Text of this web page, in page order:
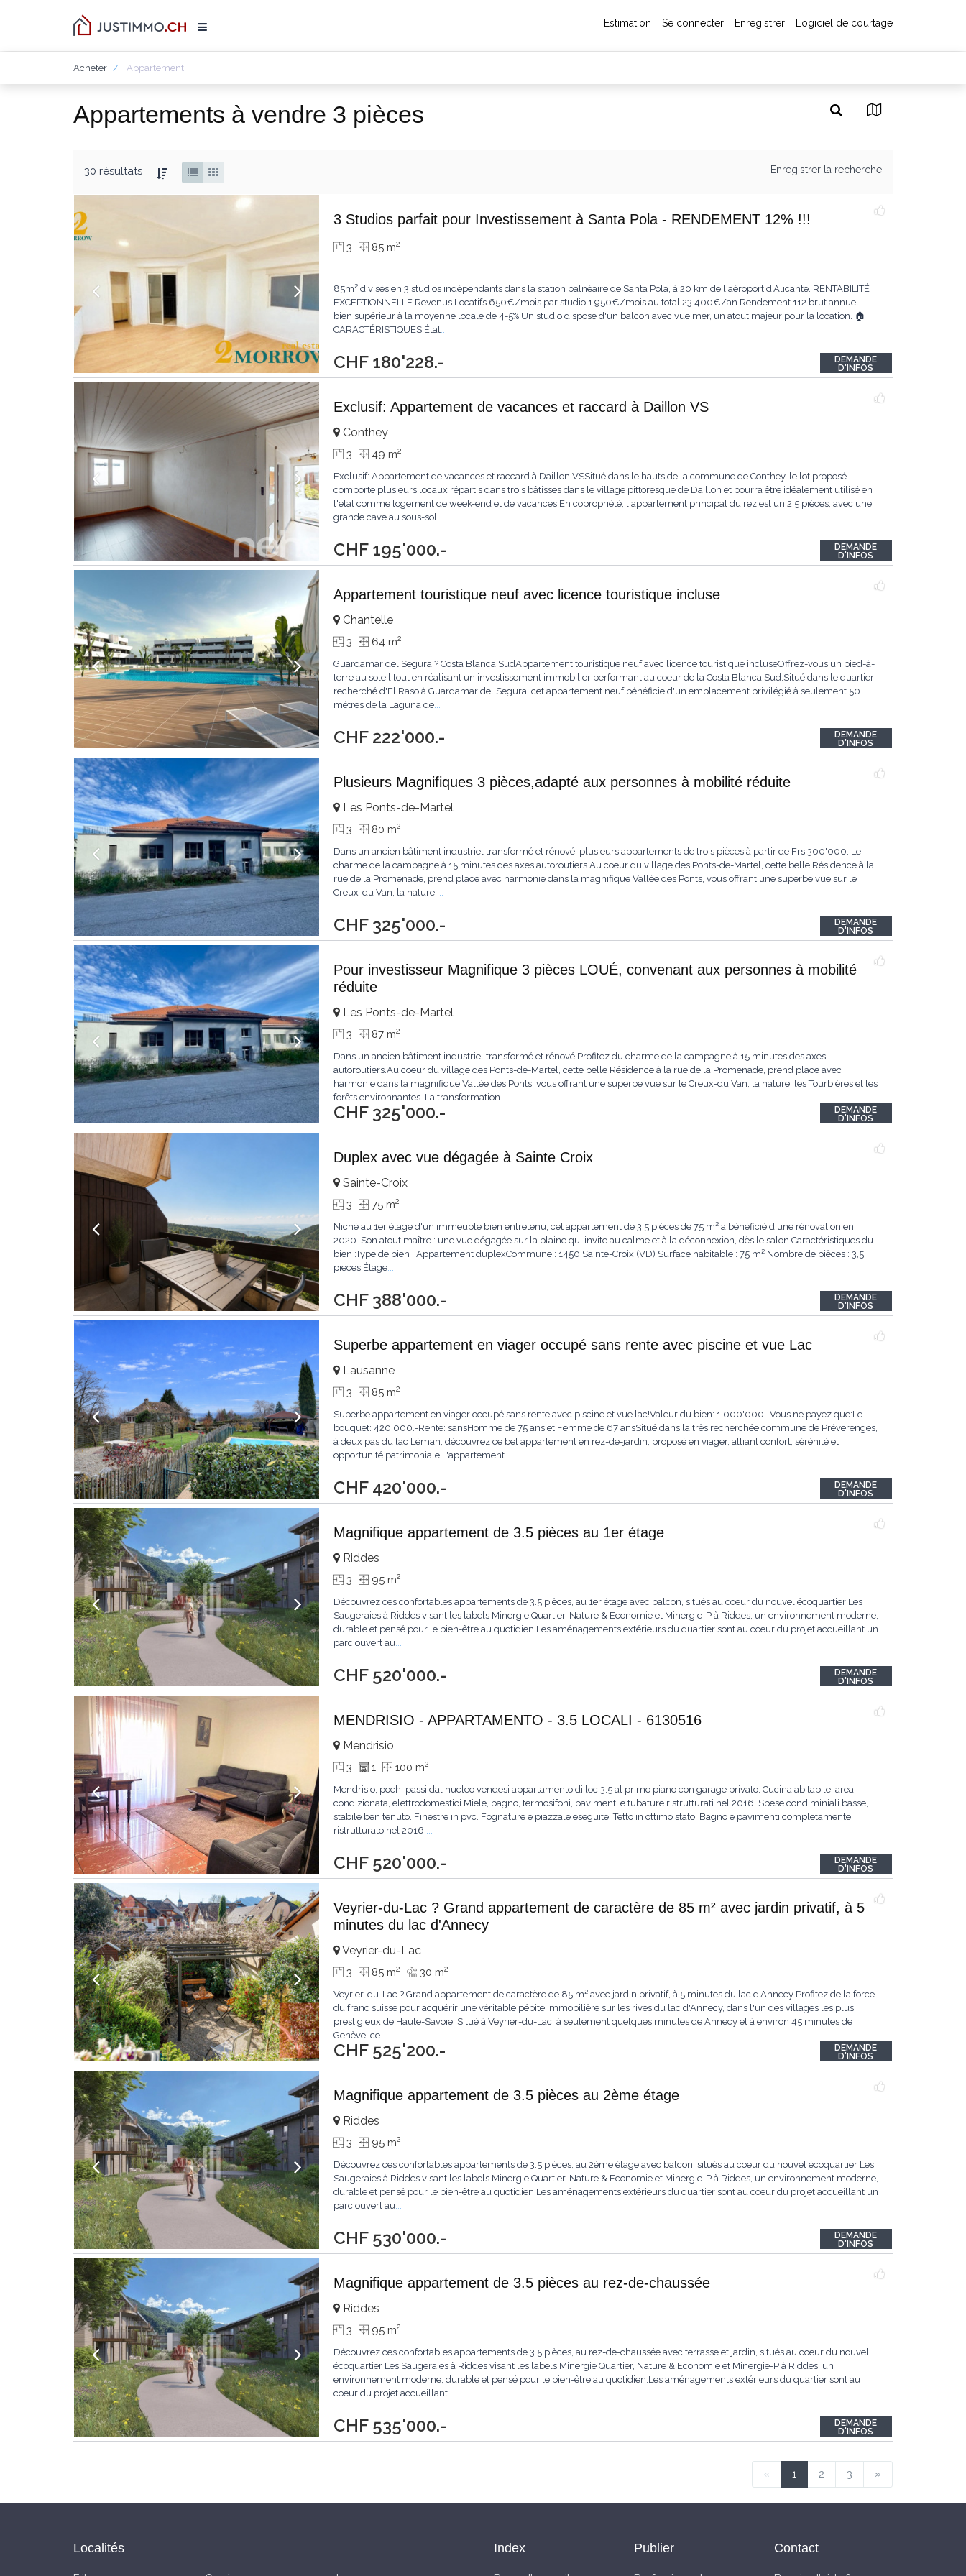
Estimation Se connecter Enregistrer Logiciel de courtage
Acheter Appartement
Appartements à vendre 3 pièces
30 résultats Enregistrer la recherche
3 Studios parfait pour Investissement à Santa Pola - RENDEMENT 12% !!!
CHF 180'228.-
3 85 m2
85m² divisés en 3 studios indépendants dans la station balnéaire de Santa Pola, à 20 km de l'aéroport d'Alicante. RENTABILITÉ
EXCEPTIONNELLE Revenus Locatifs 650€/mois par studio 1 950€/mois au total 23 400€/an Rendement 112 brut annuel -
bien supérieur à la moyenne locale de 4-5% Un studio dispose d'un balcon avec vue mer, un atout majeur pour la location. 🏠
CARACTÉRISTIQUES État...
DEMANDE
D'INFOS
Exclusif: Appartement de vacances et raccard à Daillon VS
CHF 195'000.-
Conthey
3 49 m2
Exclusif: Appartement de vacances et raccard à Daillon VSSitué dans le hauts de la commune de Conthey, le lot proposé
comporte plusieurs locaux répartis dans trois bâtisses dans le village pittoresque de Daillon et pourra être idéalement utilisé en
l'état comme logement de week-end et de vacances.En copropriété, l'appartement principal du rez est un 2,5 pièces, avec une
grande cave au sous-sol...
DEMANDE
D'INFOS
Appartement touristique neuf avec licence touristique incluse
CHF 222'000.-
Chantelle
3 64 m2
Guardamar del Segura ? Costa Blanca SudAppartement touristique neuf avec licence touristique incluseOffrez-vous un pied-à-
terre au soleil tout en réalisant un investissement immobilier performant au coeur de la Costa Blanca Sud.Situé dans le quartier
recherché d'El Raso à Guardamar del Segura, cet appartement neuf bénéficie d'un emplacement privilégié à seulement 50
mètres de la Laguna de...
DEMANDE
D'INFOS
Plusieurs Magnifiques 3 pièces,adapté aux personnes à mobilité réduite
CHF 325'000.-
Les Ponts-de-Martel
3 80 m2
Dans un ancien bâtiment industriel transformé et rénové, plusieurs appartements de trois pièces à partir de Frs 300'000. Le
charme de la campagne à 15 minutes des axes autoroutiers.Au coeur du village des Ponts-de-Martel, cette belle Résidence à la
rue de la Promenade, prend place avec harmonie dans la magnifique Vallée des Ponts, vous offrant une superbe vue sur le
Creux-du Van, la nature,...
DEMANDE
D'INFOS
Pour investisseur Magnifique 3 pièces LOUÉ, convenant aux personnes à mobilité
réduite
CHF 325'000.-
Les Ponts-de-Martel
3 87 m2
Dans un ancien bâtiment industriel transformé et rénové.Profitez du charme de la campagne à 15 minutes des axes
autoroutiers.Au coeur du village des Ponts-de-Martel, cette belle Résidence à la rue de la Promenade, prend place avec
harmonie dans la magnifique Vallée des Ponts, vous offrant une superbe vue sur le Creux-du Van, la nature, les Tourbières et les
forêts environnantes. La transformation...
DEMANDE
D'INFOS
Duplex avec vue dégagée à Sainte Croix
CHF 388'000.-
Sainte-Croix
3 75 m2
Niché au 1er étage d'un immeuble bien entretenu, cet appartement de 3,5 pièces de 75 m² a bénéficié d'une rénovation en
2020. Son atout maître : une vue dégagée sur la plaine qui invite au calme et à la déconnexion, dès le salon.Caractéristiques du
bien :Type de bien : Appartement duplexCommune : 1450 Sainte-Croix (VD) Surface habitable : 75 m² Nombre de pièces : 3,5
pièces Étage...
DEMANDE
D'INFOS
Superbe appartement en viager occupé sans rente avec piscine et vue Lac
CHF 420'000.-
Lausanne
3 85 m2
Superbe appartement en viager occupé sans rente avec piscine et vue lac!Valeur du bien: 1'000'000.-Vous ne payez que:Le
bouquet: 420'000.-Rente: sansHomme de 75 ans et Femme de 67 ansSitué dans la très recherchée commune de Préverenges,
à deux pas du lac Léman, découvrez ce bel appartement en rez-de-jardin, proposé en viager, alliant confort, sérénité et
opportunité patrimoniale.L'appartement...
DEMANDE
D'INFOS
Magnifique appartement de 3.5 pièces au 1er étage
CHF 520'000.-
Riddes
3 95 m2
Découvrez ces confortables appartements de 3.5 pièces, au 1er étage avec balcon, situés au coeur du nouvel écoquartier Les
Saugeraies à Riddes visant les labels Minergie Quartier, Nature & Economie et Minergie-P à Riddes, un environnement moderne,
durable et pensé pour le bien-être au quotidien.Les aménagements extérieurs du quartier sont au coeur du projet accueillant un
parc ouvert au...
DEMANDE
D'INFOS
MENDRISIO - APPARTAMENTO - 3.5 LOCALI - 6130516
CHF 520'000.-
Mendrisio
3 1 100 m2
Mendrisio, pochi passi dal nucleo vendesi appartamento di loc 3.5 al primo piano con garage privato. Cucina abitabile, area
condizionata, elettrodomestici Miele, bagno, termosifoni, pavimenti e tubature ristrutturati nel 2016. Spese condiminiali basse,
stabile ben tenuto. Finestre in pvc. Fognature e piazzale eseguite. Tetto in ottimo stato. Bagno e pavimenti completamente
ristrutturato nel 2016....
DEMANDE
D'INFOS
Veyrier-du-Lac ? Grand appartement de caractère de 85 m² avec jardin privatif, à 5
minutes du lac d'Annecy
CHF 525'200.-
Veyrier-du-Lac
3 85 m2 30 m2
Veyrier-du-Lac ? Grand appartement de caractère de 85 m² avec jardin privatif, à 5 minutes du lac d'Annecy Profitez de la force
du franc suisse pour acquérir une véritable pépite immobilière sur les rives du lac d'Annecy, dans l'un des villages les plus
prestigieux de Haute-Savoie. Situé à Veyrier-du-Lac, à seulement quelques minutes de Annecy et à environ 45 minutes de
Genève, ce...
DEMANDE
D'INFOS
Magnifique appartement de 3.5 pièces au 2ème étage
CHF 530'000.-
Riddes
3 95 m2
Découvrez ces confortables appartements de 3.5 pièces, au 2ème étage avec balcon, situés au coeur du nouvel écoquartier Les
Saugeraies à Riddes visant les labels Minergie Quartier, Nature & Economie et Minergie-P à Riddes, un environnement moderne,
durable et pensé pour le bien-être au quotidien.Les aménagements extérieurs du quartier sont au coeur du projet accueillant un
parc ouvert au...
DEMANDE
D'INFOS
Magnifique appartement de 3.5 pièces au rez-de-chaussée
CHF 535'000.-
Riddes
3 95 m2
Découvrez ces confortables appartements de 3.5 pièces, au rez-de-chaussée avec terrasse et jardin, situés au coeur du nouvel
écoquartier Les Saugeraies à Riddes visant les labels Minergie Quartier, Nature & Economie et Minergie-P à Riddes, un
environnement moderne, durable et pensé pour le bien-être au quotidien.Les aménagements extérieurs du quartier sont au
coeur du projet accueillant...
DEMANDE
D'INFOS
« 1 2 3 »
Localités Index Publier Contact